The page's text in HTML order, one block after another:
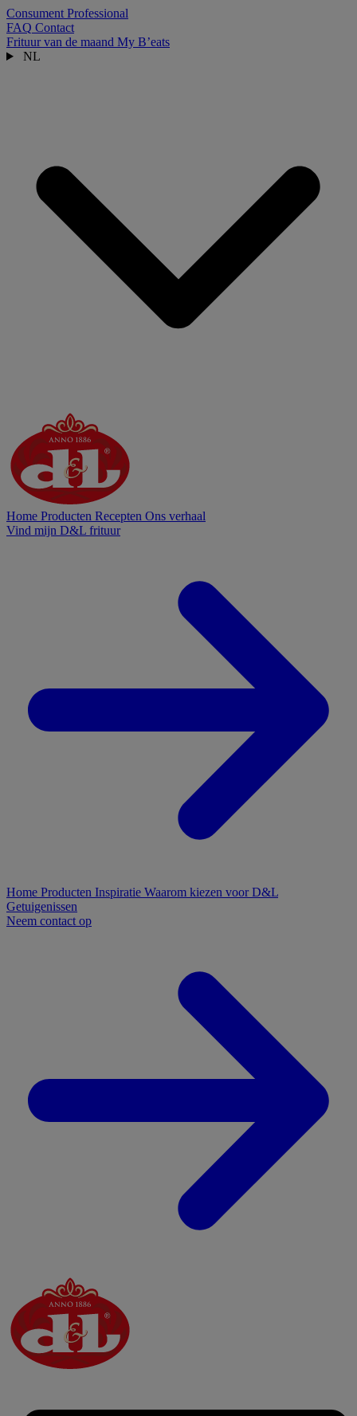
Consument Professional
FAQ Contact
Frituur van de maand My B’eats
NL
Home Producten Recepten Ons verhaal
Vind mijn D&L frituur
Home Producten Inspiratie Waarom kiezen voor D&L
Getuigenissen
Neem contact op